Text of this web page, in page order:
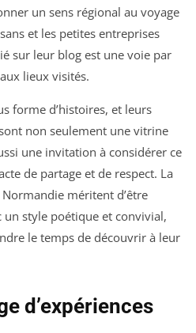
un sens régional au voyage
et les petites entreprises
sur leur blog est une voie par
lieux visités.
forme d’histoires, et leurs
non seulement une vitrine
une invitation à considérer ce
de partage et de respect. La
méritent d’être
un style poétique et convivial,
le temps de découvrir à leur
d’expériences